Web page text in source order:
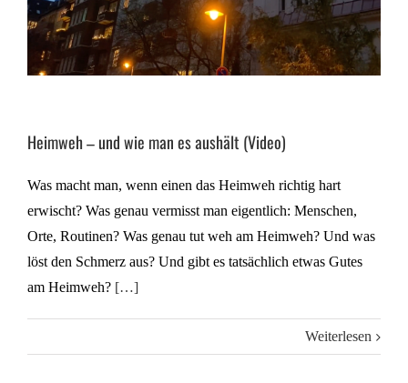
Heimweh – und wie man es aushält (Video)
Was macht man, wenn einen das Heimweh richtig hart
erwischt? Was genau vermisst man eigentlich: Menschen,
Orte, Routinen? Was genau tut weh am Heimweh? Und was
löst den Schmerz aus? Und gibt es tatsächlich etwas Gutes
am Heimweh? […]
Weiterlesen